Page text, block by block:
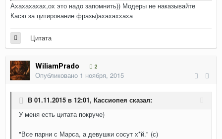
Ахахахахах,ох это надо запомнить)) Модеры не наказывайте
Касю за цитирование фразы)ахахаххаха
Цитата
WiliamPrado 2
Опубликовано 1 ноября, 2015
В 01.11.2015 в 12:01, Кассиопея сказал:
У меня есть цитата покруче)
"Все парни с Марса, а девушки сосут х*й." (с)